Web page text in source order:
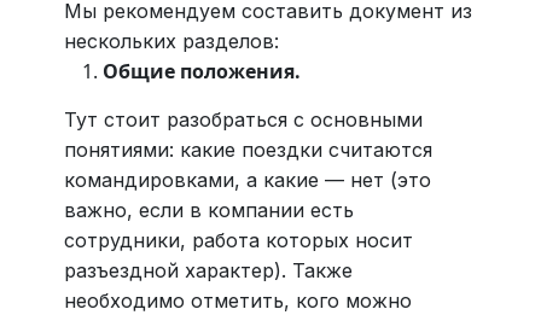
Мы рекомендуем составить документ из
нескольких разделов:
Общие положения.
Тут стоит разобраться с основными
понятиями: какие поездки считаются
командировками, а какие — нет (это
важно, если в компании есть
сотрудники, работа которых носит
разъездной характер). Также
необходимо отметить, кого можно